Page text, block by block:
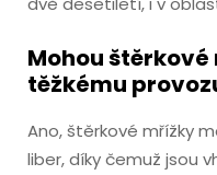
Mohou
těžkému
Ano, štěrkové mřížky
liber, díky čemuž jsou